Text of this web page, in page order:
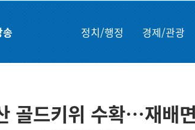
실시간보기
정치/행정 경제/관광
골드키위 수확…재배